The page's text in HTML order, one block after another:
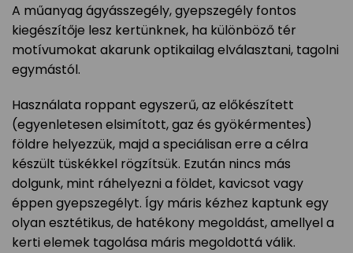
A műanyag ágyásszegély, gyepszegély fontos
kiegészítője lesz kertünknek, ha különböző tér
motívumokat akarunk optikailag elválasztani, tagolni
egymástól.
Használata roppant egyszerű, az előkészített
(egyenletesen elsimított, gaz és gyökérmentes)
földre helyezzük, majd a speciálisan erre a célra
készült tüskékkel rögzítsük. Ezután nincs más
dolgunk, mint ráhelyezni a földet, kavicsot vagy
éppen gyepszegélyt. Így máris kézhez kaptunk egy
olyan esztétikus, de hatékony megoldást, amellyel a
kerti elemek tagolása máris megoldottá válik.